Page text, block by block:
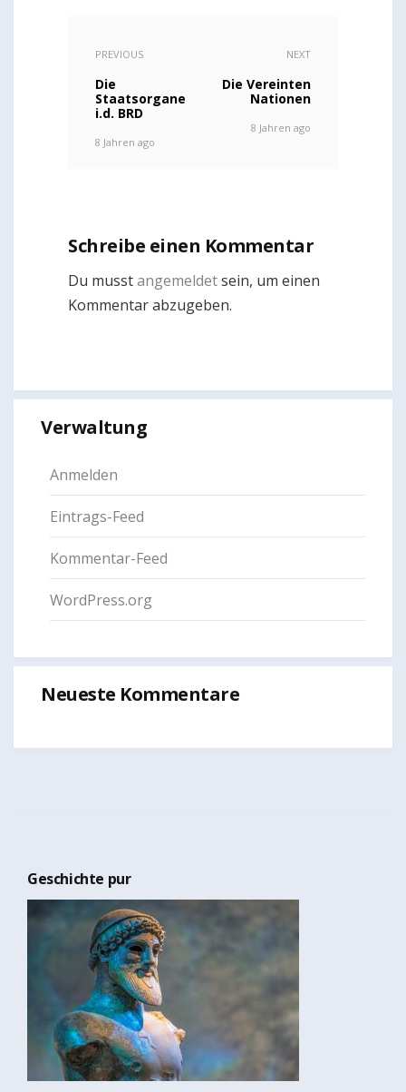
PREVIOUS
Die
Staatsorgane
i.d. BRD
8 Jahren ago
NEXT
Die Vereinten
Nationen
8 Jahren ago
Schreibe einen Kommentar
Du musstangemeldetsein, um einen
Kommentar abzugeben.
Verwaltung
Anmelden
Eintrags-Feed
Kommentar-Feed
WordPress.org
Neueste Kommentare
Geschichte pur